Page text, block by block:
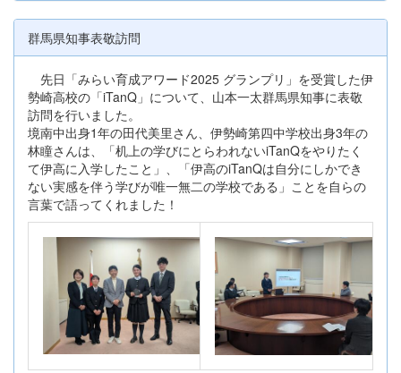
群馬県知事表敬訪問
先日「みらい育成アワード2025 グランプリ」を受賞した伊
勢崎高校の「iTanQ」について、山本一太群馬県知事に表敬
訪問を行いました。
境南中出身1年の田代美里さん、伊勢崎第四中学校出身3年の
林瞳さんは、「机上の学びにとらわれないiTanQをやりたく
て伊高に入学したこと」、「伊高のiTanQは自分にしかでき
ない実感を伴う学びが唯一無二の学校である」ことを自らの
言葉で語ってくれました！